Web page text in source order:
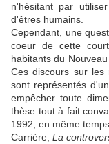
n'hésitant par
d'êtres humains.
Cependant, une
coeur de cette
habitants du
Ces discours sur
sont représentés
empêcher toute
thèse tout à fait
1992, en même
Carrière, La